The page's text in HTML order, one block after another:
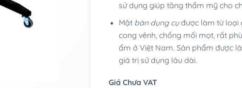
sử dụng giúp tăng thẩm mỹ cho
Mặt bàn dụng cụđược làm từ loại
cong vênh, chống mối mọt, rất
ẩm ở Việt Nam. Sản phẩm được
giá trị sử dụng lâu dài.
Giá Chưa VAT